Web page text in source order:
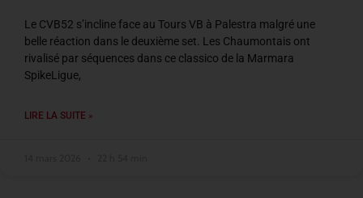
Le CVB52 s’incline face au Tours VB à Palestra malgré une
belle réaction dans le deuxième set. Les Chaumontais ont
rivalisé par séquences dans ce classico de la Marmara
SpikeLigue,
LIRE LA SUITE »